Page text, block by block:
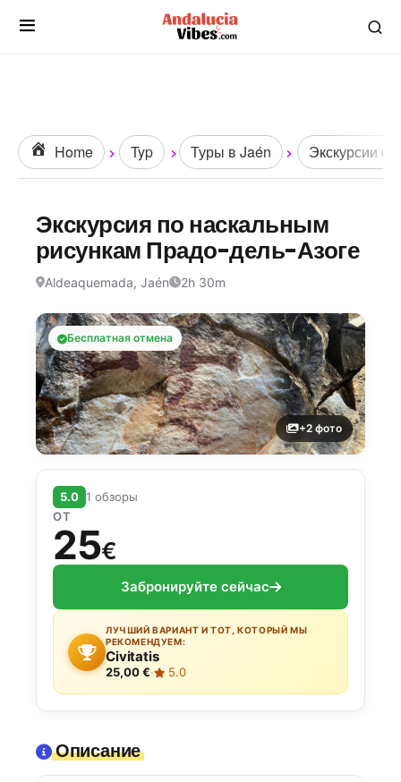
Home Typ Туры в Jaén Экскурсии с
Экскурсия по наскальным
рисункам Прадо-дель-Азоге
Aldeaquemada, Jaén 2h 30m
Бесплатная отмена
+2 фото
5.0 1 обзоры
ОТ
25€
Забронируйте сейчас
ЛУЧШИЙ ВАРИАНТ И ТОТ, КОТОРЫЙ МЫ
РЕКОМЕНДУЕМ:
Civitatis
25,00 €· 5.0
Описание